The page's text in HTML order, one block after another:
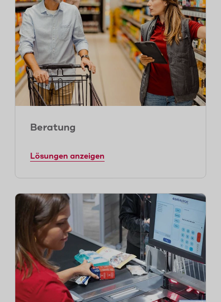
Beratung
Lösungen anzeigen